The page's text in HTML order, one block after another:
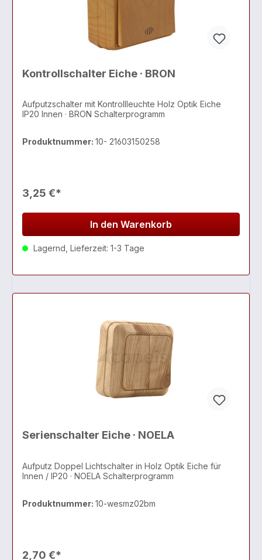
Kontrollschalter Eiche · BRON
Aufputzschalter mit Kontrollleuchte Holz Optik Eiche
IP20 Innen · BRON Schalterprogramm
Produktnummer: 10- 21603150258
3,25 €*
In den Warenkorb
Lagernd, Lieferzeit: 1-3 Tage
Serienschalter Eiche · NOELA
Aufputz Doppel Lichtschalter in Holz Optik Eiche für
Innen / IP20 · NOELA Schalterprogramm
Produktnummer: 10-wesmz02bm
2,70 €*